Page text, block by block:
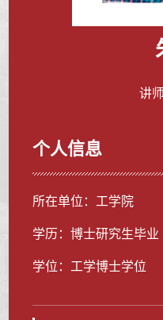
讲
个人信息
所在单位：工学院
学历：博士研究生毕业
学位：工学博士学位